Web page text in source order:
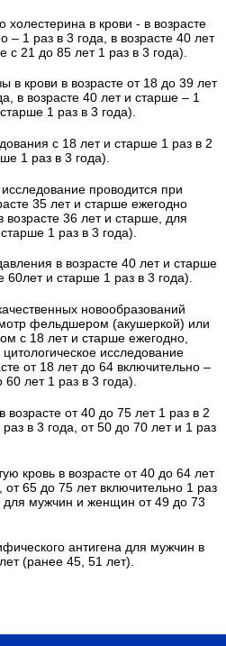
в крови - в возрасте
– 1 раз в 3 года, в возрасте 40 лет
с 21 до 85 лет 1 раз в 3 года).
в крови в возрасте от 18 до 39 лет
в возрасте 40 лет и старше – 1
1 раз в 3 года).
с 18 лет и старше 1 раз в 2
1 раз в 3 года).
проводится при
35 лет и старше ежегодно
36 лет и старше, для
1 раз в 3 года).
в возрасте 40 лет и старше
60лет и старше 1 раз в 3 года).
новообразований
фельдшером (акушеркой) или
с 18 лет и старше ежегодно,
исследование
от 18 лет до 64 включительно –
лет 1 раз в 3 года).
от 40 до 75 лет 1 раз в 2
в 3 года, от 50 до 70 лет и 1 раз
кровь в возрасте от 40 до 64 лет
от 65 до 75 лет включительно 1 раз
для мужчин и женщин от 49 до 73
антигена для мужчин в
(ранее 45, 51 лет).